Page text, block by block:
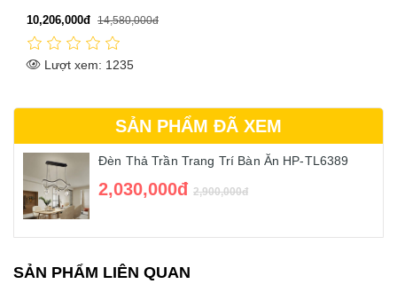
18,340,000đ 26,200,000đ
Lượt xem: 1267
SẢN PHẨM ĐÃ XEM
Đèn Thả Trần Trang Trí Bàn Ăn HP-TL6389
2,030,000đ 2,900,000đ
SẢN PHẨM LIÊN QUAN